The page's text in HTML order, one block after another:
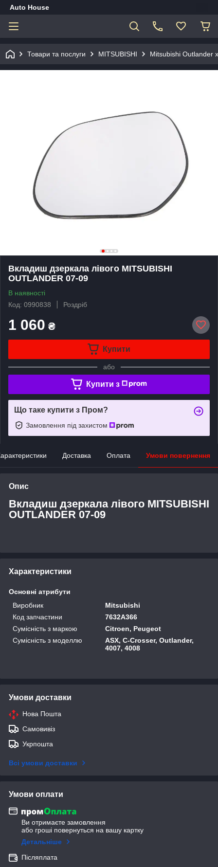
Auto House
Товари та послуги MITSUBISHI Mitsubishi Outlander
Вкладиш дзеркала лівого MITSUBISHI
OUTLANDER 07-09
В наявності
Код: 0990838
Роздріб
1 060 ₴
Купити
або
Купити з
Що таке купити з Пром?
Замовлення під захистом
Доставка Оплата Умови повернення
Опис
Вкладиш дзеркала лівого MITSUBISHI
OUTLANDER 07-09
Характеристики
Основні атрибути
Виробник
Mitsubishi
Код запчастини
7632A366
Сумісність з маркою
Citroen, Peugeot
Сумісність з моделлю
ASX, C-Crosser, Outlander,
4007, 4008
Умови доставки
Нова Пошта
Самовивіз
Укрпошта
Всі умови доставки
Умови оплати
Ви отримаєте замовлення
або гроші повернуться на вашу картку
Детальніше
Післяплата